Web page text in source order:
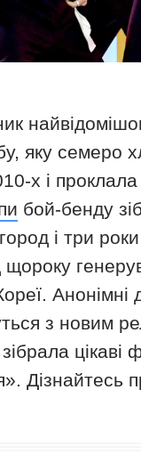
яку семеро
х і
бой-бенду
і три
щороку
Анонімні
з новим
цікаві
Дізнайтесь